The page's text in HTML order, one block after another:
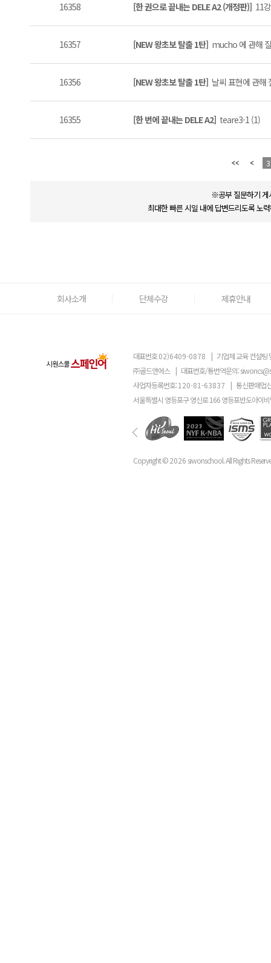
16358 [한 권으로 끝내는 DELE A2 (개정판)] 11
16357 [NEW 왕초보 탈출 1탄] mucho 에 관해
16356 [NEW 왕초보 탈출 1탄] 날씨 표현에 관해
16355 [한 번에 끝내는 DELE A2] teare3-1 (1)
※공부 질문하기 게
최대한 빠른 시일 내에 답변드리도록 노
회사소개 단체수강 제휴안내
대표번호02)6409-0878 | 기업체 교육 컨설팅
㈜골드앤에스 | 대표번호/통번역문의:
사업자등록번호:120-81-63837 | 통신판매업
서울특별시 영등포구 영신로 166 영등포반도아이
Copyright ©2026 siwonschool. All Rights